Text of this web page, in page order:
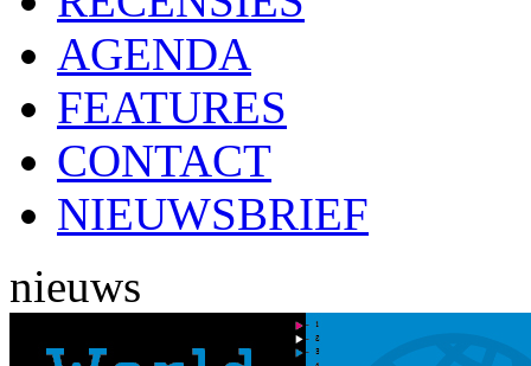
AGENDA
FEATURES
CONTACT
NIEUWSBRIEF
nieuws